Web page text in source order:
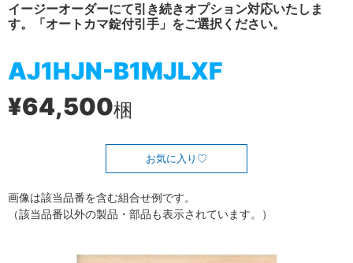
イージーオーダーにて引き続きオプション対応いたしま
す。「オートカマ錠付引手」をご選択ください。
AJ1HJN-B1MJLXF
¥64,500梱
お気に入り
画像は該当品番を含む組合せ例です。
（該当品番以外の製品・部品も表示されています。）